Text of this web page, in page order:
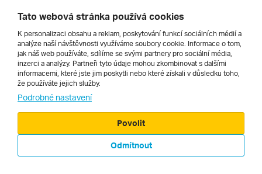
Tato webová stránka používá cookies
K personalizaci obsahu a reklam, poskytování funkcí sociálních médií a
analýze naší návštěvnosti využíváme soubory cookie. Informace o tom,
jak náš web používáte, sdílíme se svými partnery pro sociální média,
inzerci a analýzy. Partneři tyto údaje mohou zkombinovat s dalšími
informacemi, které jste jim poskytli nebo které získali v důsledku toho,
že používáte jejich služby.
Podrobné nastavení
Odmítnout
Povolit